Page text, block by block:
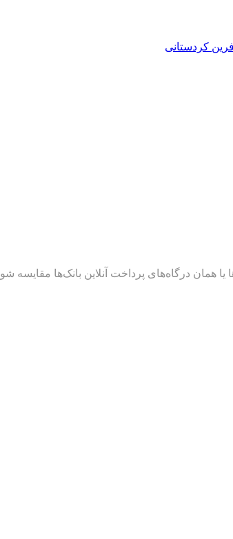
کردستانی
درگاه‌های پرداخت آنلاین بانک‌ها مقایسه